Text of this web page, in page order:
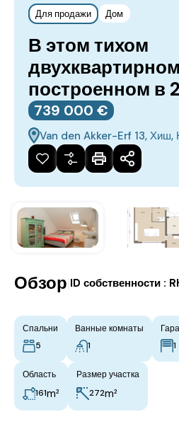
Для продажи Дом
В этом тихом
построенном в
739 000 €
Van den Akker-Erf 13, Хиш,
Обзор ID собственности :
Спальни
5
Ванные комнаты
1
1
Область
161m²
Размер участка
272m²